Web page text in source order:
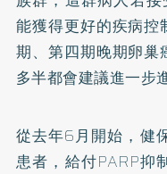
能獲得更好的疾病
期、第四期晚期卵巢
多半都會建議進一步
從去年6月開始，健
患者，給付PARP抑